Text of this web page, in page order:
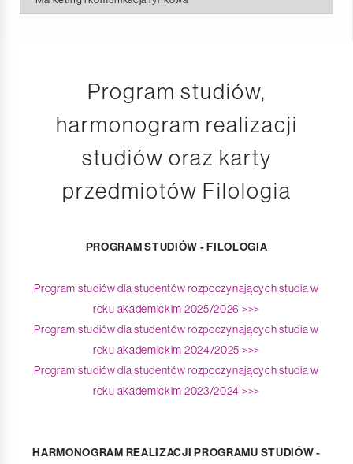
Plan, program studiów i karty przedmiotów
Efekty uczenia się
Praktyki zawodowe
Program studiów,
harmonogram realizacji
studiów oraz karty
przedmiotów Filologia
PROGRAM STUDIÓW - FILOLOGIA
Program studiów dla studentów rozpoczynających studia w
roku akademickim 2025/2026 >>>
Program studiów dla studentów rozpoczynających studia w
roku akademickim 2024/2025 >>>
Program studiów dla studentów rozpoczynających studia w
roku akademickim 2023/2024 >>>
HARMONOGRAM REALIZACJI PROGRAMU STUDIÓW -